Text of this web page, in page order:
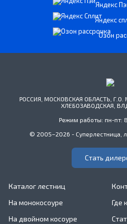
Яндекс
Яндекс
Озон
РОССИЯ, МОСКОВСКАЯ ОБЛАСТЬ,
ХЛЕБОЗАВОДСКАЯ,
Режим работы: пн-пт:
© 2005–2026 - Суперлестница,
Стать
Каталог лестниц
На монокосоуре
На двойном косоуре
Где